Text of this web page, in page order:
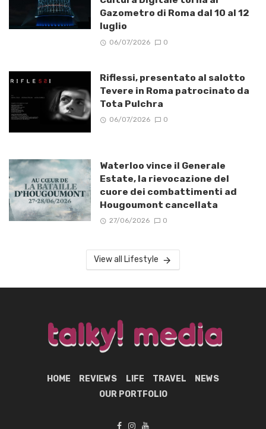
Gazometro di Roma dal 10 al 12
luglio
06/07/2026 0
Riflessi, presentato al salotto
Tevere in Roma patrocinato da
Tota Pulchra
06/07/2026 0
Waterloo vince il Generale
Estate, la rievocazione del
cuore dei combattimenti ad
Hougoumont cancellata
27/06/2026 0
View all Lifestyle
HOME REVIEWS LIFE TRAVEL
NEWS
OUR PORTFOLIO